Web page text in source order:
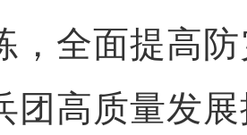
，全面提高
团高质量发